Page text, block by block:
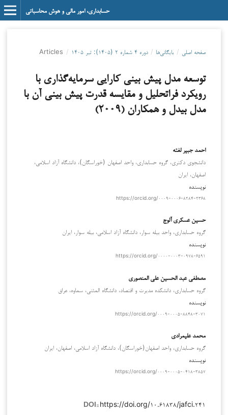
حسابداری، امور مالی و هوش محاسباتی
صفحه اصلی / بایگانی‌ها / دوره ۴ شماره ۲ (۱۴۰۵): تیر ۱۴۰۵ /
Articles
توسعه مدل پیش بینی کارایی سرمایه‌گذاری با
رویکرد فراتحلیل و مقایسه قدرت پیش بینی آن با
مدل بیدل و همکاران (۲۰۰۹)
احمد جبير لفته
دانشجوى دكتری، گروه حسابداری، واحد اصفهان (خوراسگان)، دانشگاه آزاد اسلامی،
اصفهان، ایران
نویسنده
https://orcid.org/۰۰۰۹-۰۰۰۶-۸۲۸۴-۲۳۶۸
حسین عسکری آلوج
گروه حسابداري، واحد بيله سوار، دانشگاه آزاد اسلامی، بيله سوار، ايران
نویسنده
https://orcid.org/۰۰۰۰-۰۰۰۳-۰۹۷۸-۶۵۹۱
مصطفى عبد الحسين علي المنصوري
گروه حسابدارى، دانشکده مديرت و اقتصاد، دانشگاه المثنى، سماوه، عراق
نویسنده
https://orcid.org/۰۰۰۹-۰۰۰۵-۸۸۴۸-۳۰۷۱
محمد علیمرادی
گروه حسابداری، واحد اصفهان(خوراسگان)، دانشگاه آزاد اسلامی، اصفهان، ایران
نویسنده
https://orcid.org/۰۰۰۹-۰۰۰۵-۰۴۱۸-۳۸۵۷
DOI:: https://doi.org/۱۰.۶۱۸۳۸/jafci.۲۴۱